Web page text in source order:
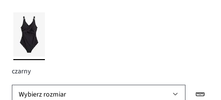
czarny
Wybierz rozmiar